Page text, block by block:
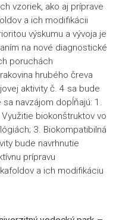
vzoriek, ako aj príprave
a ich modifikácii
výskumu a vývoja je
na nové diagnostické
poruchách
hrubého čreva
aktivity č. 4 sa bude
navzájom dopĺňajú: 1.
biokonštruktov vo
3. Biokompatibilná
bude navrhnutie
prípravu
a ich modifikáciu